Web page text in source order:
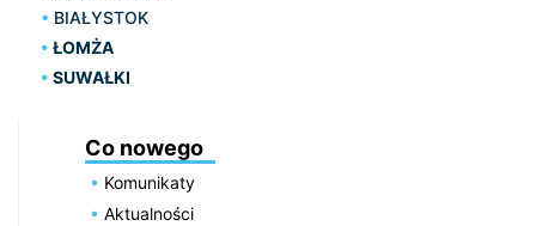
BIAŁYSTOK
ŁOMŻA
SUWAŁKI
Co nowego
Komunikaty
Aktualności